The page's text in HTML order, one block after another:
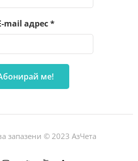
mail адрес*
запазени © 2023 АзЧета